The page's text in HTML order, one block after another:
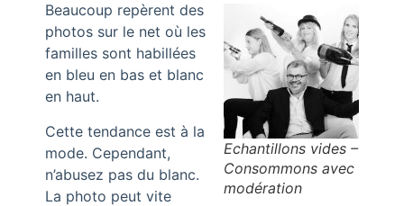
Echantillons vides –
Consommons avec
modération
Beaucoup repèrent des
photos sur le net où les
familles sont habillées
en bleu en bas et blanc
en haut.
Cette tendance est à la
mode. Cependant,
n’abusez pas du blanc.
La photo peut vite